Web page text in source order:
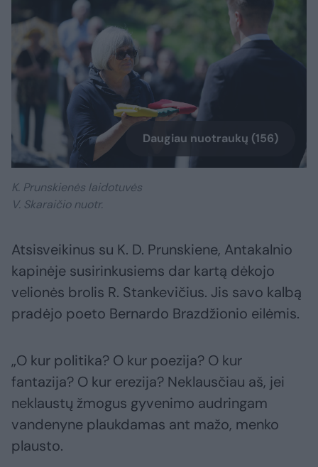
Daugiau nuotraukų (156)
K. Prunskienės laidotuvės
V. Skaraičio nuotr.
Atsisveikinus su K. D. Prunskiene, Antakalnio
kapinėje susirinkusiems dar kartą dėkojo
velionės brolis R. Stankevičius. Jis savo kalbą
pradėjo poeto Bernardo Brazdžionio eilėmis.
„O kur politika? O kur poezija? O kur
fantazija? O kur erezija? Neklausčiau aš, jei
neklaustų žmogus gyvenimo audringam
vandenyne plaukdamas ant mažo, menko
plausto.